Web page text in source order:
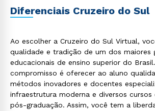
Diferenciais Cruzeiro do Sul
Ao escolher a Cruzeiro do Sul Virtual,
qualidade e tradição de um dos maiores
educacionais de ensino superior do
compromisso é oferecer ao aluno
métodos inovadores e docentes
infraestrutura moderna e diversos cursos
pós-graduação. Assim, você tem a